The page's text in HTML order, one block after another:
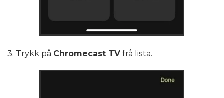
3. Trykk på Chromecast TV frå lista.